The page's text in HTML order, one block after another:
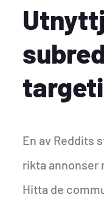
En av Reddits
rikta annonser
Hitta de